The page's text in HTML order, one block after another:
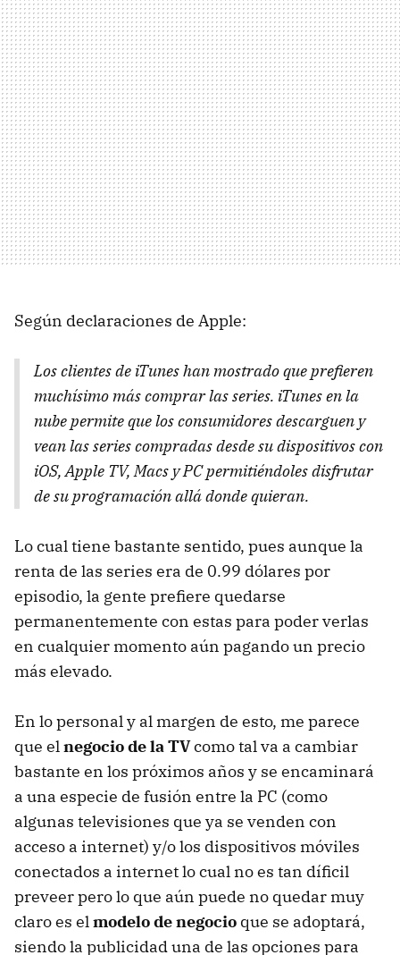
Según declaraciones de Apple:
Los clientes de iTunes han mostrado que prefieren
muchísimo más comprar las series. iTunes en la
nube permite que los consumidores descarguen y
vean las series compradas desde su dispositivos con
iOS, Apple TV, Macs y PC permitiéndoles disfrutar
de su programación allá donde quieran.
Lo cual tiene bastante sentido, pues aunque la
renta de las series era de 0.99 dólares por
episodio, la gente prefiere quedarse
permanentemente con estas para poder verlas
en cualquier momento aún pagando un precio
más elevado.
En lo personal y al margen de esto, me parece
que elnegocio de la TVcomo tal va a cambiar
bastante en los próximos años y se encaminará
a una especie de fusión entre la PC (como
algunas televisiones que ya se venden con
acceso a internet) y/o los dispositivos móviles
conectados a internet lo cual no es tan díficil
preveer pero lo que aún puede no quedar muy
claro es elmodelo de negocio que se adoptará,
siendo la publicidad una de las opciones para